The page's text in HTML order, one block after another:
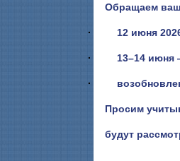
Обращаем
· 12 июня
· 13–14
·
Просим
будут